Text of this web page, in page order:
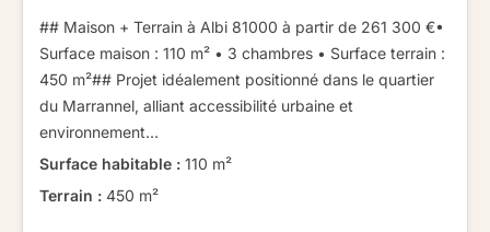
## Maison + Terrain à Albi 81000 à partir de 261 300 €​ ​•
Surface maison : 110 m² • 3 chambres • Surface terrain :
450 m²​ ​​ ​## Projet idéalement positionné dans le quartier
du Marrannel, alliant accessibilité urbaine et
environnement...
Surface habitable : 110 m²
Terrain : 450 m²